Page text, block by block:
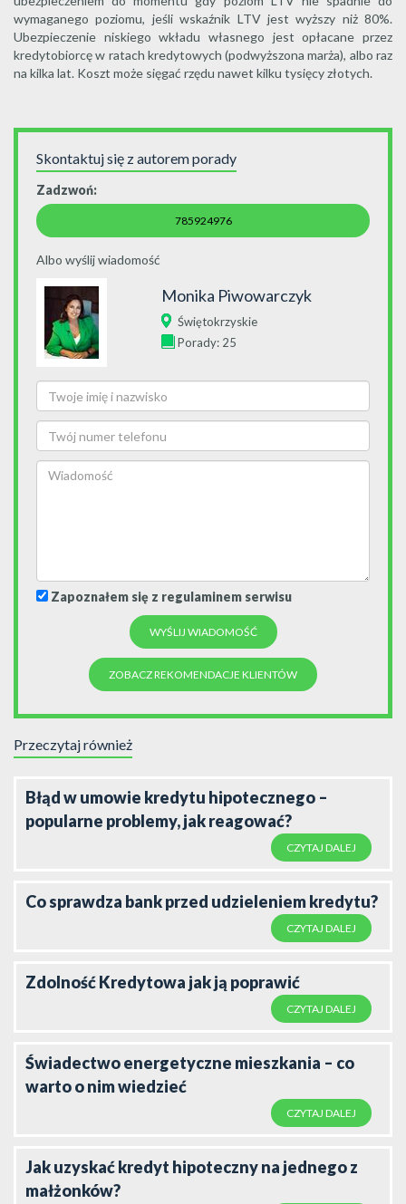
wymaganego poziomu, jeśli wskaźnik LTV jest wyższy niż 80%.
Ubezpieczenie niskiego wkładu własnego jest opłacane przez
kredytobiorcę w ratach kredytowych (podwyższona marża), albo raz
na kilka lat. Koszt może sięgać rzędu nawet kilku tysięcy złotych.
Skontaktuj się z autorem porady
Zadzwoń:
785924976
Albo wyślij wiadomość
Monika Piwowarczyk
Świętokrzyskie
Porady: 25
Zapoznałem się z regulaminem serwisu
ZOBACZ REKOMENDACJE KLIENTÓW
Przeczytaj również
Błąd w umowie kredytu hipotecznego –
popularne problemy, jak reagować?
CZYTAJ DALEJ
Co sprawdza bank przed udzieleniem kredytu?
CZYTAJ DALEJ
Zdolność Kredytowa jak ją poprawić
CZYTAJ DALEJ
Świadectwo energetyczne mieszkania – co
warto o nim wiedzieć
CZYTAJ DALEJ
Jak uzyskać kredyt hipoteczny na jednego z
małżonków?